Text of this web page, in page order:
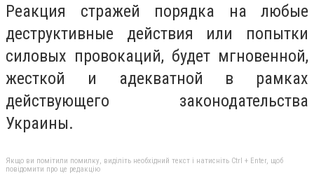
Реакция стражей порядка на любые
деструктивные действия или попытки
силовых провокаций, будет мгновенной,
жесткой и адекватной в рамках
действующего законодательства
Украины.
Якщо ви помітили помилку, виділіть необхідний текст і натисніть Ctrl + Enter, щоб
повідомити про це редакцію